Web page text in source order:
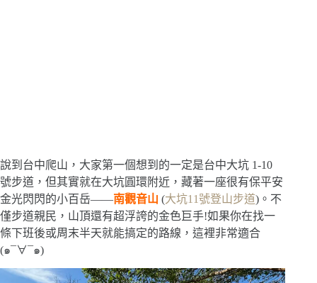
說到台中爬山，大家第一個想到的一定是台中大坑 1-10
號步道，但其實就在大坑圓環附近，藏著一座很有保平安
金光閃閃的小百岳——南觀音山 (大坑11號登山步道)。不
僅步道親民，山頂還有超浮誇的金色巨手!如果你在找一
條下班後或周末半天就能搞定的路線，這裡非常適合
(๑¯∀¯๑)